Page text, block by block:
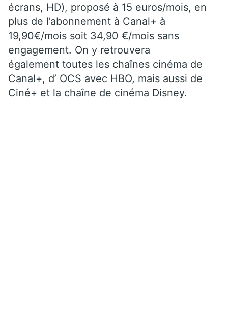
écrans, HD), proposé à 15 euros/mois, en
plus de l’abonnement à Canal+ à
19,90€/mois soit 34,90 €/mois sans
engagement. On y retrouvera
également toutes les chaînes cinéma de
Canal+, d’ OCS avec HBO, mais aussi de
Ciné+ et la chaîne de cinéma Disney.